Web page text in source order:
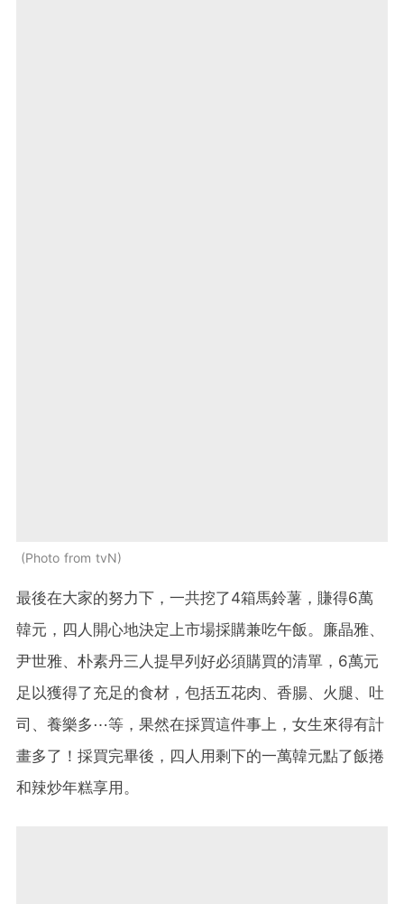
Photo from tvN
最後在大家的努力下，一共挖了4箱馬鈴薯，賺得6萬
韓元，四人開心地決定上市場採購兼吃午飯。廉晶雅、
尹世雅、朴素丹三人提早列好必須購買的清單，6萬元
足以獲得了充足的食材，包括五花肉、香腸、火腿、吐
司、養樂多⋯等，果然在採買這件事上，女生來得有計
畫多了！採買完畢後，四人用剩下的一萬韓元點了飯捲
和辣炒年糕享用。